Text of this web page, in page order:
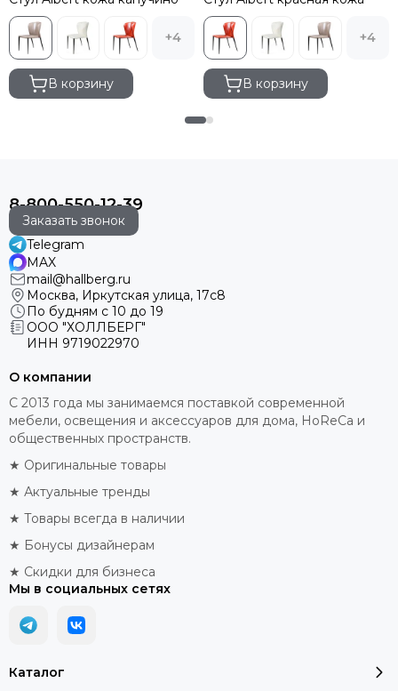
+4
В корзину
+4
В корзину
8-800-550-12-39
Заказать звонок
Telegram
MAX
mail@hallberg.ru
Москва, Иркутская улица, 17с8
По будням с 10 до 19
ООО "ХОЛЛБЕРГ"
ИНН 9719022970
Каталог
О компании
С 2013 года мы занимаемся поставкой современной
мебели, освещения и аксессуаров для дома, HoReCa и
общественных пространств.
★ Оригинальные товары
★ Актуальные тренды
★ Товары всегда в наличии
★ Бонусы дизайнерам
★ Скидки для бизнеса
Мы в социальных сетях